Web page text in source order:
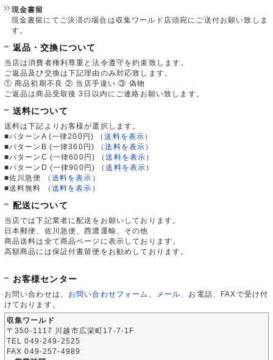
現金書留
現金書留にてご決済の場合は収集ワールド店頭宛にご送付お願い致しま
す。
返品・交換について
当店は消費者権利尊重と法令遵守を約束致します。
ご返品及び交換は下記理由のみ対応致します。
① 商品初期不良 ② 当店手違い ③ 偽物
ご返品は商品受取後 3日以内にご連絡お願い致します。
送料について
送料は下記よりお客様が選択します。
■パターンA (一律200円)
（送料を表示 ）
■パターンB (一律360円)
（送料を表示 ）
■パターンC (一律600円)
（送料を表示 ）
■パターンD (一律900円)
（送料を表示 ）
■佐川急便
（ 送料を表示 ）
■送料無料
（ 送料を表示 ）
配送について
当店では下記業者に配送をお願いしております。
日本郵便、佐川急便、西濃運輸、その他
商品送料は全て商品ページに表示しております。
高額商品には保証付書留便をお勧めしております。
お客様センター
お問い合わせは、 お問い合わせフォーム メール 、お電話、FAXで受け付
けております。
収集ワールド
〒350-1117 川越市広栄町17-7-1F
TEL 049-249-2525
FAX 049-257-4989